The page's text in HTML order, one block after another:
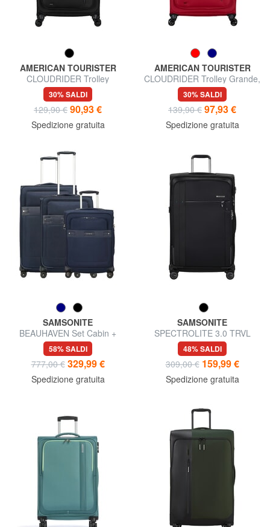
AMERICAN TOURISTER
CLOUDRIDER Trolley
Espandibile Grande
30% SALDI
129,90 € 90,93 €
Spedizione gratuita
AMERICAN TOURISTER
CLOUDRIDER Trolley Grande,
espandibile
30% SALDI
139,90 € 97,93 €
Spedizione gratuita
SAMSONITE
BEAUHAVEN Set Cabin +
Medio + Grande
58% SALDI
777,00 € 329,99 €
Spedizione gratuita
SAMSONITE
SPECTROLITE 3.0 TRVL
Trolley Grande, espandibile
48% SALDI
309,00 € 159,99 €
Spedizione gratuita